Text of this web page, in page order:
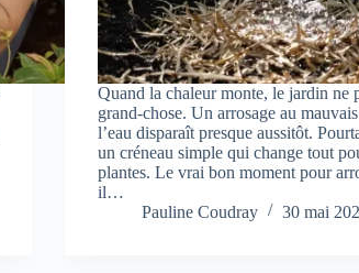
Quand la chaleur monte, le jardin ne
grand-chose. Un arrosage au
l’eau disparaît presque aussitôt.
un créneau simple qui change tout
plantes. Le vrai bon moment pour
il…
Pauline Coudray
30 mai